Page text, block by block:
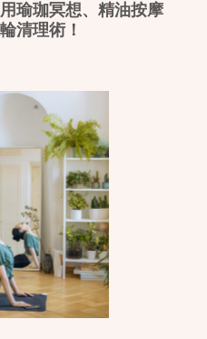
瑜珈冥想、精油按摩
清理術！